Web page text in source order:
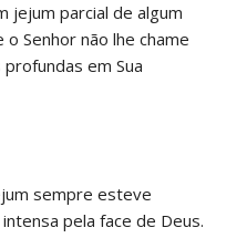
jejum parcial de algum
Senhor não lhe chame
em Sua
sempre esteve
pela face de Deus.